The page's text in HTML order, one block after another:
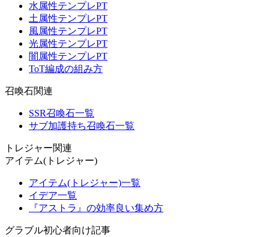
水属性テンプレPT
土属性テンプレPT
風属性テンプレPT
光属性テンプレPT
闇属性テンプレPT
ToT編成の組み方
召喚石関連
SSR召喚石一覧
サブ加護持ち召喚石一覧
トレジャー関連
アイテム(トレジャー)
アイテム(トレジャー)一覧
イデア一覧
『アストラ』の効率良い集め方
グラブル初心者向け記事